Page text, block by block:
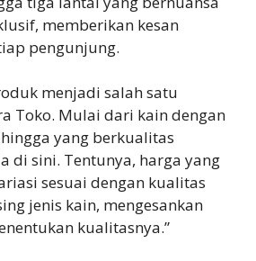
memberikan kesan
pengunjung.
menjadi salah satu
Toko. Mulai dari kain dengan
yang berkualitas
di sini. Tentunya, harga yang
sesuai dengan kualitas
jenis kain, mengesankan
kualitasnya.”